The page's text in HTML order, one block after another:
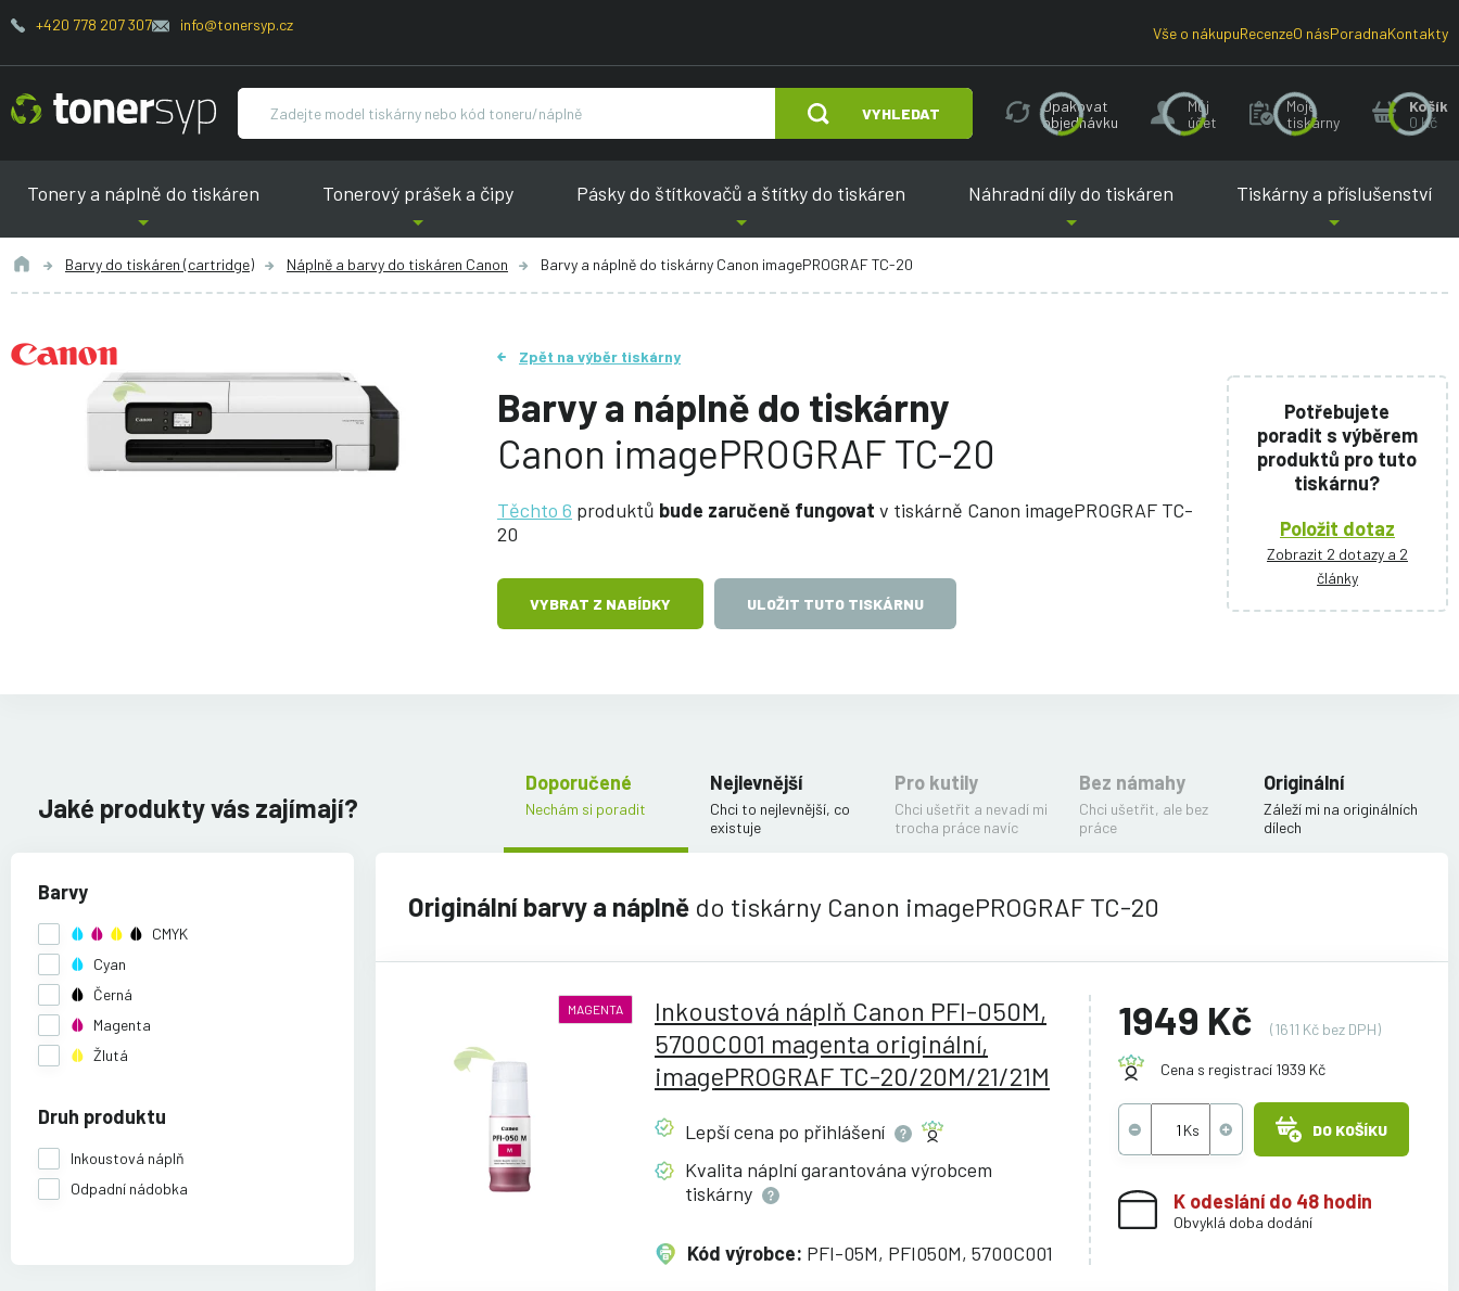
+420 778 207 307 info@tonersyp.cz Vše o nákupuRecenzeO násPoradnaKontakty
VYHLEDAT
Opakovat
objednávku
Můj
účet
Moje
tiskárny
Košík
0 Kč
Tonery a náplně do tiskáren Tonerový prášek a čipy Pásky do štítkovačů a štítky do tiskáren Náhradní díly do tiskáren Tiskárny a příslušenství
Barvy do tiskáren (cartridge) Náplně a barvy do tiskáren Canon Barvy a náplně do tiskárny Canon imagePROGRAF TC-20
Zpět na výběr tiskárny
Barvy a náplně do tiskárny
Canon imagePROGRAF TC-20
Těchto 6 produktů bude zaručeně fungovat v tiskárně Canon imagePROGRAF TC-
20
VYBRAT Z NABÍDKY ULOŽIT TUTO TISKÁRNU
Potřebujete
poradit s výběrem
produktů pro tuto
tiskárnu?
Položit dotaz
Zobrazit 2 dotazy a 2
články
Jaké produkty vás zajímají?
Barvy
CMYK
Cyan
Černá
Magenta
Žlutá
Druh produktu
Inkoustová náplň
Odpadní nádobka
Doporučené
Nechám si poradit
Nejlevnější
Chci to nejlevnější, co
existuje
Pro kutily
Chci ušetřit a nevadí mi
trocha práce navíc
Bez námahy
Chci ušetřit, ale bez
práce
Originální
Záleží mi na originálních
dílech
Originální barvy a náplně do tiskárny Canon imagePROGRAF TC-20
MAGENTA
Inkoustová náplň Canon PFI-050M,
5700C001 magenta originální,
imagePROGRAF TC-20/20M/21/21M
Lepší cena po přihlášení
Kvalita náplní garantována výrobcem
tiskárny
Kód výrobce: PFI-05M, PFI050M, 5700C001
1949 Kč (1611 Kč bez DPH)
Cena s registrací 1939 Kč
DO KOŠÍKU
K odeslání do 48 hodin
Obvyklá doba dodání